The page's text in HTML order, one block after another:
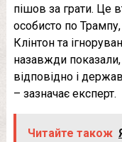
пішов за грати. Це
особисто по
Клінтон та
назавжди
відповідно і
– зазначає експерт.
Читайте також